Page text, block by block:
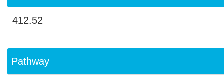
412.52
Pathway